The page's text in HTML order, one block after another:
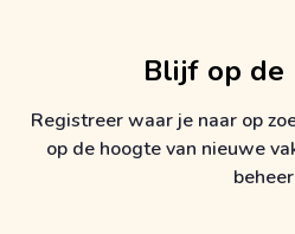
Blijf op de
Registreer waar je naar op
op de hoogte van nieuwe